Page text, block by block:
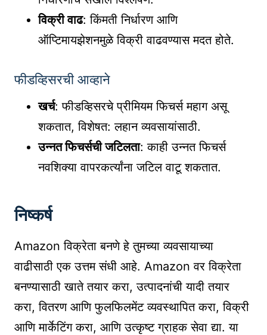
विक्री वाढ: किंमती निर्धारण आणि
ऑप्टिमायझेशनमुळे विक्री वाढवण्यास मदत होते.
फीडव्हिसरची आव्हाने
खर्च: फीडव्हिसरचे प्रीमियम फिचर्स महाग असू
शकतात, विशेषत: लहान व्यवसायांसाठी.
उन्नत फिचर्सची जटिलता: काही उन्नत फिचर्स
नवशिक्या वापरकर्त्यांना जटिल वाटू शकतात.
निष्कर्ष
Amazon विक्रेता बनणे हे तुमच्या व्यवसायाच्या
वाढीसाठी एक उत्तम संधी आहे. Amazon वर विक्रेता
बनण्यासाठी खाते तयार करा, उत्पादनांची यादी तयार
करा, वितरण आणि फुलफिलमेंट व्यवस्थापित करा, विक्री
आणि मार्केटिंग करा, आणि उत्कृष्ट ग्राहक सेवा द्या. या